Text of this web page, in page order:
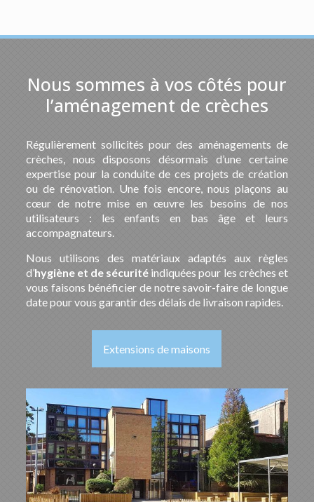
Nous sommes à vos côtés pour
l’aménagement de crèches
Régulièrement sollicités pour des aménagements de
crèches, nous disposons désormais d’une certaine
expertise pour la conduite de ces projets de création
ou de rénovation. Une fois encore, nous plaçons au
cœur de notre mise en œuvre les besoins de nos
utilisateurs : les enfants en bas âge et leurs
accompagnateurs.
Nous utilisons des matériaux adaptés aux règles
d’hygiène et de sécurité indiquées pour les crèches et
vous faisons bénéficier de notre savoir-faire de longue
date pour vous garantir des délais de livraison rapides.
Extensions de maisons